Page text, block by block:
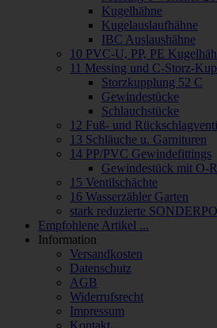
Kugelhähne
Kugelauslaufhähne
IBC Auslaushähne
10 PVC-U, PP, PE
11 Messing und C-Storz-
Storzkupplung 52 C
Gewindestücke
Schlauchstücke
12 Fuß- und
13 Schläuche u. Garnituren
14 PP/PVC Gewindefittings
Gewindestück mit O-
15 Ventilschächte
16 Wasserzähler Garten
stark reduzierte
Empfohlene Artikel ...
Information
Versandkosten
Datenschutz
AGB
Widerrufsrecht
Impressum
Kontakt